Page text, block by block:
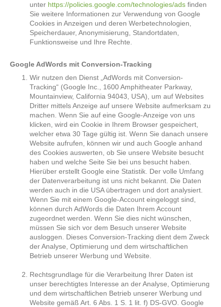
unter https://policies.google.com/technologies/ads finden
Sie weitere Informationen zur Verwendung von Google
Cookies in Anzeigen und deren Werbetechnologien,
Speicherdauer, Anonymisierung, Standortdaten,
Funktionsweise und Ihre Rechte.
Google AdWords mit Conversion-Tracking
Wir nutzen den Dienst „AdWords mit Conversion-
Tracking“ (Google Inc., 1600 Amphitheater Parkway,
Mountainview, California 94043, USA), um auf Websites
Dritter mittels Anzeige auf unsere Website aufmerksam zu
machen. Wenn Sie auf eine Google-Anzeige von uns
klicken, wird ein Cookie in Ihrem Browser gespeichert,
welcher etwa 30 Tage gültig ist. Wenn Sie danach unsere
Website aufrufen, können wir und auch Google anhand
des Cookies auswerten, ob Sie unsere Website besucht
haben und welche Seite Sie bei uns besucht haben.
Hierüber erstellt Google eine Statistik. Der volle Umfang
der Datenverarbeitung ist uns nicht bekannt. Die Daten
werden auch in die USA übertragen und dort analysiert.
Wenn Sie mit einem Google-Account eingeloggt sind,
können durch AdWords die Daten Ihrem Account
zugeordnet werden. Wenn Sie dies nicht wünschen,
müssen Sie sich vor dem Besuch unserer Website
ausloggen. Dieses Conversion-Tracking dient dem Zweck
der Analyse, Optimierung und dem wirtschaftlichen
Betrieb unserer Werbung und Website.
Rechtsgrundlage für die Verarbeitung Ihrer Daten ist
unser berechtigtes Interesse an der Analyse, Optimierung
und dem wirtschaftlichen Betrieb unserer Werbung und
Website gemäß Art. 6 Abs. 1 S. 1 lit. f) DS-GVO. Google